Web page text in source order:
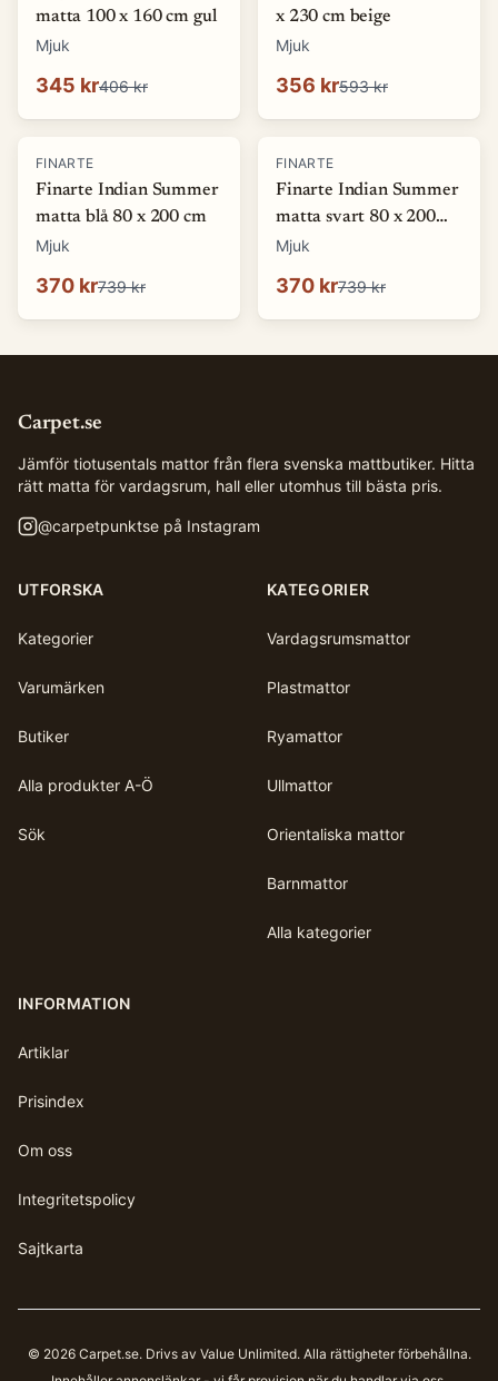
matta 100 x 160 cm gul
Mjuk
345 kr406 kr
x 230 cm beige
Mjuk
356 kr593 kr
-50 %
FINARTE
Finarte Indian Summer
matta blå 80 x 200 cm
Mjuk
370 kr739 kr
-50 %
FINARTE
Finarte Indian Summer
matta svart 80 x 200
cm
Mjuk
370 kr739 kr
Carpet.se
Jämför tiotusentals mattor från flera svenska mattbutiker. Hitta
rätt matta för vardagsrum, hall eller utomhus till bästa pris.
@carpetpunktse på Instagram
UTFORSKA
Kategorier
Varumärken
Butiker
Alla produkter A-Ö
Sök
KATEGORIER
Vardagsrumsmattor
Plastmattor
Ryamattor
Ullmattor
Orientaliska mattor
Barnmattor
Alla kategorier
INFORMATION
Artiklar
Prisindex
Om oss
Integritetspolicy
Sajtkarta
© 2026 Carpet.se. Drivs av Value Unlimited. Alla rättigheter förbehållna.